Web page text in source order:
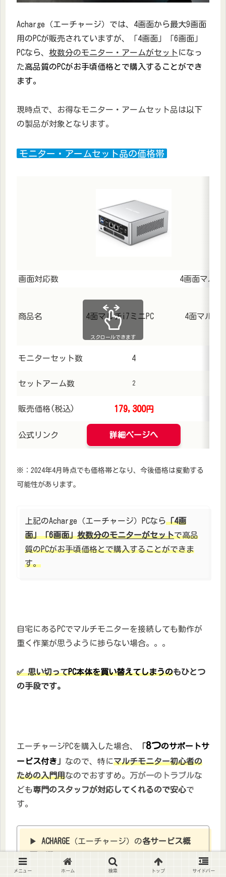
Acharge（エーチャージ）では、4画面から最大9画面
用のPCが販売されていますが、「4画面」「6画面」
PCなら、 枚数分のモニター・アームがセット になっ
た高品質のPCがお手頃価格とで購入することができ
ます。
現時点で、お得なモニター・アームセット品は以下
の製品が対象となります。
モニター・アームセット品の価格帯
画面対応数 4画面マルチ
商品名 4面マルチi7ミニPC 4面マルチ
モニターセット数 4
セットアーム数 2
販売価格(税込) 179,300円
公式リンク 詳細ページへ
スクロールできます
※：2024年4月時点でも価格帯となり、今後価格は変動する
可能性があります。
上記のAcharge（エーチャージ）PCなら「4画
面」「6画面」枚数分のモニターがセットで高品
質のPCがお手頃価格とで購入することができま
す。
自宅にあるPCでマルチモニターを接続しても動作が
重く作業が思うように捗らない場合。。。
✅ 思い切ってPC本体を買い替えてしまうのもひとつ
の手段です。
エーチャージPCを購入した場合、 「8つのサポートサ
ービス付き
なので、特にマルチモニター初心者の
ための入門用なのでおすすめ。 万が一のトラブルな
ども専門のスタッフが対応してくれるので安心で
す。
▶ ACHARGE （エーチャージ）の各サービス概
メニュー ホーム 検索 トップ サイドバー